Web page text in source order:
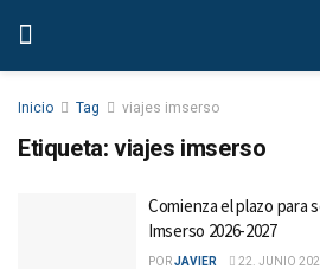
Inicio Tag viajes imserso
Etiqueta: viajes imserso
Comienza el plazo para
Imserso 2026-2027
PORJAVIER 22. JUNIO